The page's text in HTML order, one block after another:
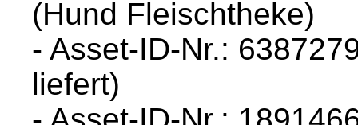
(Hund Fleischtheke)
- Asset-ID-Nr.:
liefert)